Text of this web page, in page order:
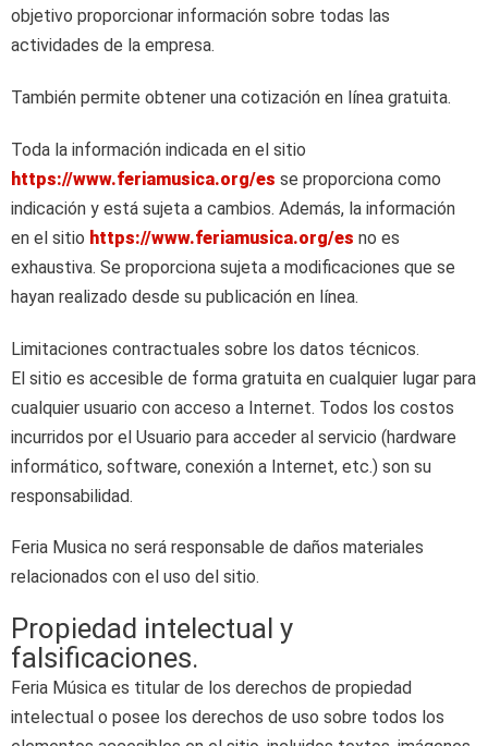
objetivo proporcionar información sobre todas las
actividades de la empresa.
También permite obtener una cotización en línea gratuita.
Toda la información indicada en el sitio
https://www.feriamusica.org/es se proporciona como
indicación y está sujeta a cambios. Además, la información
en el sitio https://www.feriamusica.org/es no es
exhaustiva. Se proporciona sujeta a modificaciones que se
hayan realizado desde su publicación en línea.
Limitaciones contractuales sobre los datos técnicos.
El sitio es accesible de forma gratuita en cualquier lugar para
cualquier usuario con acceso a Internet. Todos los costos
incurridos por el Usuario para acceder al servicio (hardware
informático, software, conexión a Internet, etc.) son su
responsabilidad.
Feria Musica no será responsable de daños materiales
relacionados con el uso del sitio.
Propiedad intelectual y
falsificaciones.
Feria Música es titular de los derechos de propiedad
intelectual o posee los derechos de uso sobre todos los